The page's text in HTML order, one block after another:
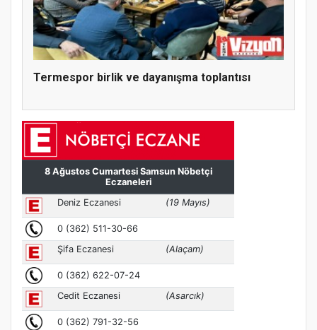
Termespor birlik ve dayanışma toplantısı